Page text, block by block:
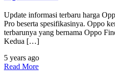
Update informasi terbaru harga
Pro beserta spesifikasinya. Oppo
terbarunya yang bernama Oppo
Kedua […]
5 years ago
Read More